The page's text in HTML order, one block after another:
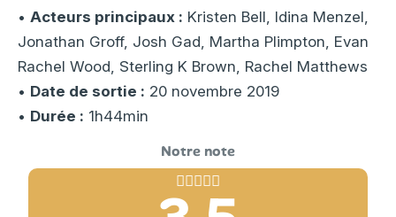
• Acteurs principaux : Kristen Bell, Idina Menzel,
Jonathan Groff, Josh Gad, Martha Plimpton, Evan
Rachel Wood, Sterling K Brown, Rachel Matthews
• Date de sortie : 20 novembre 2019
• Durée : 1h44min